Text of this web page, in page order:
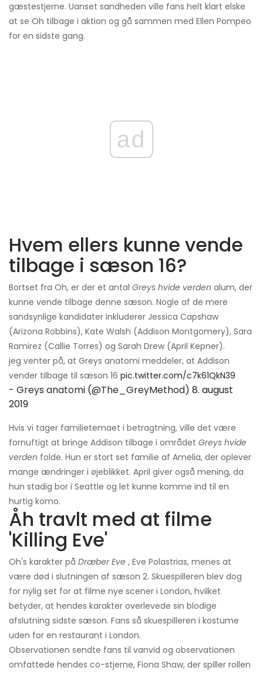
gæstestjerne. Uanset sandheden ville fans helt klart elske
at se Oh tilbage i aktion og gå sammen med Ellen Pompeo
for en sidste gang.
ad
Hvem ellers kunne vende
tilbage i sæson 16?
Bortset fra Oh, er der et antal Greys hvide verden alum, der
kunne vende tilbage denne sæson. Nogle af de mere
sandsynlige kandidater inkluderer Jessica Capshaw
(Arizona Robbins), Kate Walsh (Addison Montgomery), Sara
Ramirez (Callie Torres) og Sarah Drew (April Kepner).
jeg venter på, at Greys anatomi meddeler, at Addison
vender tilbage til sæson 16 pic.twitter.com/c7k61QkN39
- Greys anatomi (@The_GreyMethod) 8. august
2019
Hvis vi tager familietemaet i betragtning, ville det være
fornuftigt at bringe Addison tilbage i området Greys hvide
verden folde. Hun er stort set familie af Amelia, der oplever
mange ændringer i øjeblikket. April giver også mening, da
hun stadig bor i Seattle og let kunne komme ind til en
hurtig komo.
Åh travlt med at filme
'Killing Eve'
Oh's karakter på Dræber Eve , Eve Polastrias, menes at
være død i slutningen af ​​sæson 2. Skuespilleren blev dog
for nylig set for at filme nye scener i London, hvilket
betyder, at hendes karakter overlevede sin blodige
afslutning sidste sæson. Fans så skuespilleren i kostume
uden for en restaurant i London.
Observationen sendte fans til vanvid og observationen
omfattede hendes co-stjerne, Fiona Shaw, der spiller rollen